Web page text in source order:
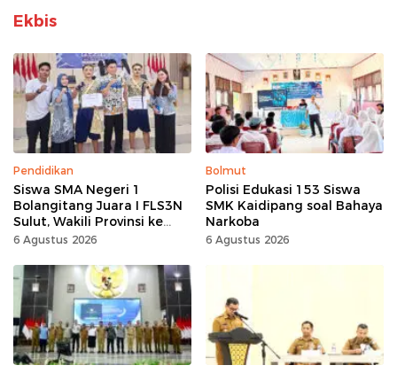
Ekbis
Pendidikan
Siswa SMA Negeri 1
Bolangitang Juara I FLS3N
Sulut, Wakili Provinsi ke
Tingkat Nasional
6 Agustus 2026
Bolmut
Polisi Edukasi 153 Siswa
SMK Kaidipang soal Bahaya
Narkoba
6 Agustus 2026